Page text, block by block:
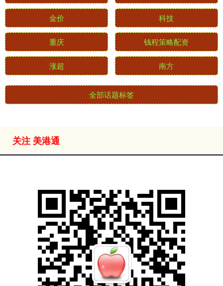
金价 科技
重庆 钱程策略配资
涨超 南方
全部话题标签
关注 美港通